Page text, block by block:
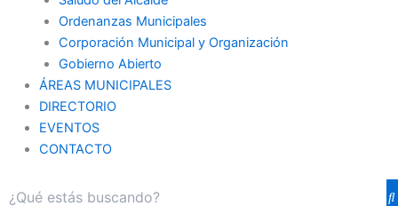
Ordenanzas Municipales
Corporación Municipal y Organización
Gobierno Abierto
ÁREAS MUNICIPALES
DIRECTORIO
EVENTOS
CONTACTO